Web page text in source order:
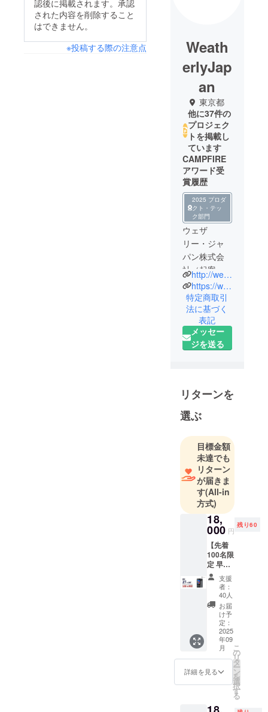
認後に掲載されます。承認
された内容を削除すること
はできません。
※投稿する際の注意点
Weath
erlyJap
an
東京都
他に37件の
プロジェク
トを掲載し
ています
CAMPFIRE
アワード受
賞履歴
2025 プロダ
クト・テッ
ク部門
ウェザ
リー・ジャ
パン株式会
社（起案
者） は「新
しい眠りと
健康を世界
から」を理
念に2005年
に設立。
多くの革新
的な眠りと
健康をサ
製品、
及び新しい
ライフスタ
イルをサ
ポートする
製品を世界
中から発
掘、日本国
内にて正規
販売代理店
として発売
しておりま
【事業者名
称】
ウェザリ―
式会社
http://weatherly.ok.shopserve.jp/
https://www.facebook.com/WeatherlyJapan
特定商取引
法に基づく
表記
メッセー
ジを送る
リターンを
選ぶ
目標金額
未達でも
リターン
が届きま
す(All-in
方式)
18,
000 円
残り60
【先着
100名限
定 早割
27%OF
F】 一
般販売
予定価
24,800
→18,00
0円 ※税
込、送
料込み
の価格
です。
Wooas
支援
者：
40人
お届
け予
定：
2025
年09
月
詳細を見る
こ
の
リ
タ
ー
ン
を
選
択
す
る